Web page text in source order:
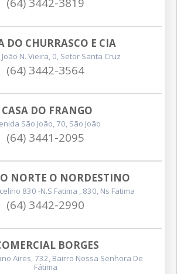
DO CHURRASCO E CIA
N. Vieira, 0, Setor Santa Cruz
(64) 3442-3564
CASA DO FRANGO
São João, 70, São João
(64) 3441-2095
NORTE O NORDESTINO
830 -n.s Fatima , 830, Ns Fatima
(64) 3442-2990
BORGES
Aires, 732, Bairro Nossa Senhora De
Fátima